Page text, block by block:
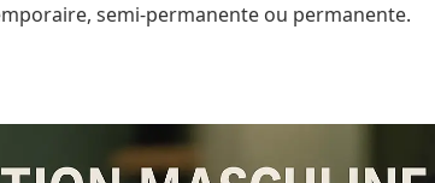
semi-permanente ou permanente.